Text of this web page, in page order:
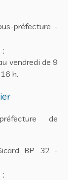
préfecture -
;
vendredi de 9
h.
de
BP 32 -
;